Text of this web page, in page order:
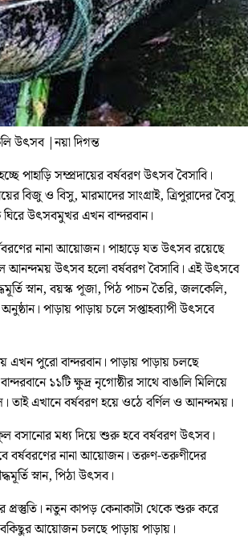
উৎসব |নয়া দিগন্ত
পাহাড়ি সম্প্রদায়ের বর্ষবরণ উৎসব বৈসাবি।
বিজু ও বিসু, মারমাদের সাংগ্রাই, ত্রিপুরাদের বৈসু
উৎসবমুখর এখন বান্দরবান।
নানা আয়োজন। পাহাড়ে যত উৎসব রয়েছে
আনন্দময় উৎসব হলো বর্ষবরণ বৈসাবি। এই উৎসবে
স্নান, বয়স্ক পূজা, পিঠ পাচন তৈরি, জলকেলি,
পাড়ায় পাড়ায় চলে সপ্তাহব্যাপী উৎসবে
পুরো বান্দরবান। পাড়ায় পাড়ায় চলছে
১১টি ক্ষুদ্র নৃগোষ্ঠীর সাথে বাঙালি মিলিয়ে
তাই এখানে বর্ষবরণ হয়ে ওঠে বর্ণিল ও আনন্দময়।
বসানোর মধ্য দিয়ে শুরু হবে বর্ষবরণ উৎসব।
বর্ষবরণের নানা আয়োজন। তরুণ-তরুণীদের
স্নান, পিঠা উৎসব।
প্রস্তুতি। নতুন কাপড় কেনাকাটা থেকে শুরু করে
আয়োজন চলছে পাড়ায় পাড়ায়।